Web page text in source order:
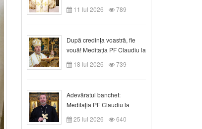
Claudiu la Duminica a VI-a
după Rusalii
11 Iul 2026 789
După credinţa voastră, fie
vouă! Meditația PF Claudiu la
duminica a VII-a după Rusalii
18 Iul 2026 739
Adevăratul banchet:
Meditația PF Claudiu la
Duminica a VIII-a după
Rusalii
25 Iul 2026 640